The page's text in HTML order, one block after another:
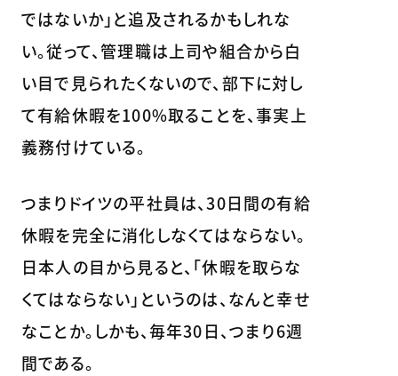
ではないか」と追及されるかもしれな
い。従って、管理職は上司や組合から白
い目で見られたくないので、部下に対し
て有給休暇を100%取ることを、事実上
義務付けている。
つまりドイツの平社員は、30日間の有給
休暇を完全に消化しなくてはならない。
日本人の目から見ると、「休暇を取らな
くてはならない」というのは、なんと幸せ
なことか。しかも、毎年30日、つまり6週
間である。